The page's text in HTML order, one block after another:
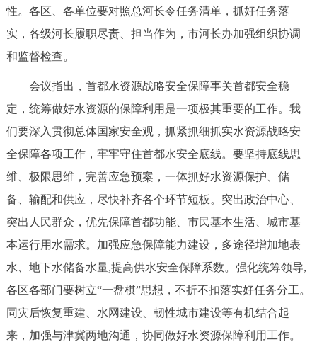
绿色北京 图说北京 视频北京
多语种
ENGLISH 한국어 日本語
DEUTSCH FRANÇAIS РУССКИЙ ЯЗЫК
العربية
回到顶部
性。各区、各单位要对照总河长令任务清单，抓好任务落
实，各级河长履职尽责、担当作为，市河长办加强组织协调
和监督检查。
会议指出，首都水资源战略安全保障事关首都安全稳
定，统筹做好水资源的保障利用是一项极其重要的工作。我
们要深入贯彻总体国家安全观，抓紧抓细抓实水资源战略安
全保障各项工作，牢牢守住首都水安全底线。要坚持底线思
维、极限思维，完善应急预案，一体抓好水资源保护、储
备、输配和供应，尽快补齐各个环节短板。突出政治中心、
突出人民群众，优先保障首都功能、市民基本生活、城市基
本运行用水需求。加强应急保障能力建设，多途径增加地表
水、地下水储备水量,提高供水安全保障系数。强化统筹领导,
各区各部门要树立“一盘棋”思想，不折不扣落实好任务分工。
同灾后恢复重建、水网建设、韧性城市建设等有机结合起
来，加强与津冀两地沟通，协同做好水资源保障利用工作。